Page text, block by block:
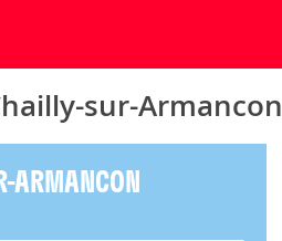
sur-Armancon
ARMANCON